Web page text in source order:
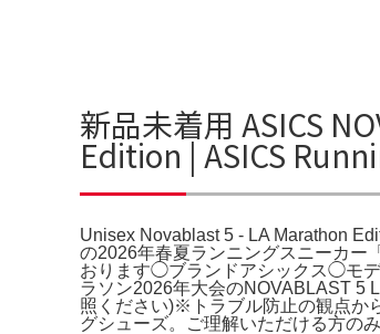
新品未着用 ASICS
Edition | ASICS
Unisex Novablast 5 - LA Marathon
の2026年春夏ランニングスニーカ
おります◯ブランドアシックス◯モ
ラソン2026年大会のNOVABLAST 5
照ください)※トラブル防止の観点か
グシューズ。ご理解いただける方の